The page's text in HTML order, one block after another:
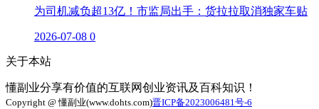
为司机减负超13亿！市监局出手：货拉拉取消独家车贴
2026-07-08 0
关于本站
懂副业分享有价值的互联网创业资讯及百科知识！
Copyright @ 懂副业(www.dohts.com)晋ICP备2023006481号-6